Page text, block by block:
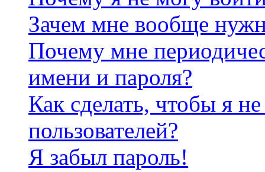
Зачем мне вообще
Почему мне
имени и пароля?
Как сделать, чтобы я
пользователей?
Я забыл пароль!